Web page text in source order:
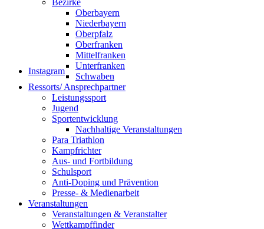
Instagram
Bezirke
Oberbayern
Niederbayern
Oberpfalz
Oberfranken
Mittelfranken
Unterfranken
Schwaben
Ressorts/ Ansprechpartner
Leistungssport
Jugend
Sportentwicklung
Nachhaltige Veranstaltungen
Para Triathlon
Kampfrichter
Aus- und Fortbildung
Schulsport
Anti-Doping und Prävention
Presse- & Medienarbeit
Veranstaltungen
Veranstaltungen & Veranstalter
Wettkampffinder